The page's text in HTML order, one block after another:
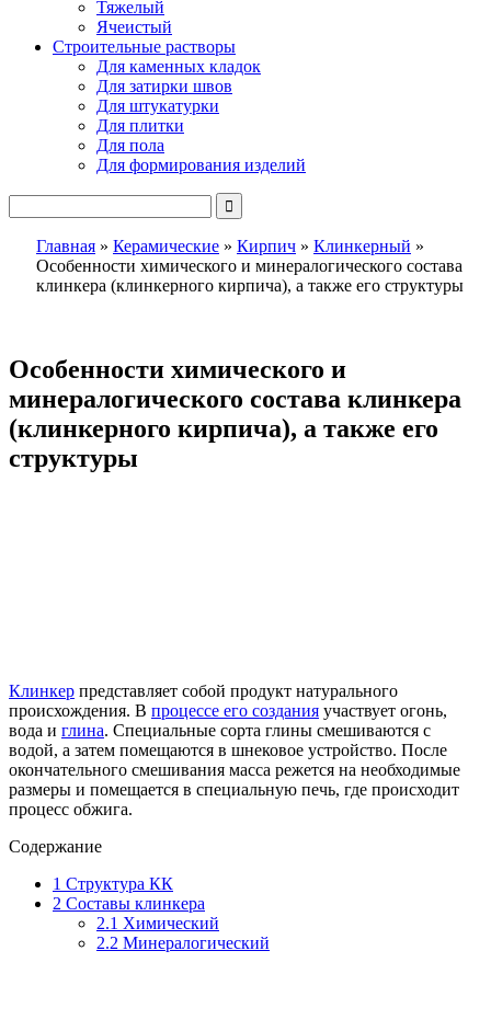
Тяжелый
Ячеистый
Строительные растворы
Для каменных кладок
Для затирки швов
Для штукатурки
Для плитки
Для пола
Для формирования изделий
Главная » Керамические » Кирпич » Клинкерный »
Особенности химического и минералогического состава
клинкера (клинкерного кирпича), а также его структуры
Особенности химического и
минералогического состава клинкера
(клинкерного кирпича), а также его
структуры
Клинкер представляет собой продукт натурального
происхождения. В процессе его создания участвует огонь,
вода и глина. Специальные сорта глины смешиваются с
водой, а затем помещаются в шнековое устройство. После
окончательного смешивания масса режется на необходимые
размеры и помещается в специальную печь, где происходит
процесс обжига.
Содержание
1 Структура КК
2 Составы клинкера
2.1 Химический
2.2 Минералогический